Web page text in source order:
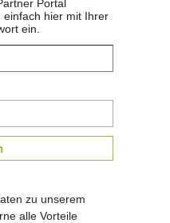
Portal
einfach hier mit Ihrer
ein.
zu unserem
alle Vorteile